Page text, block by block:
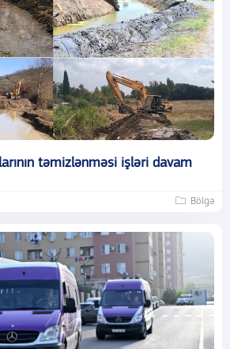
təmizlənməsi işləri davam
Bölgə